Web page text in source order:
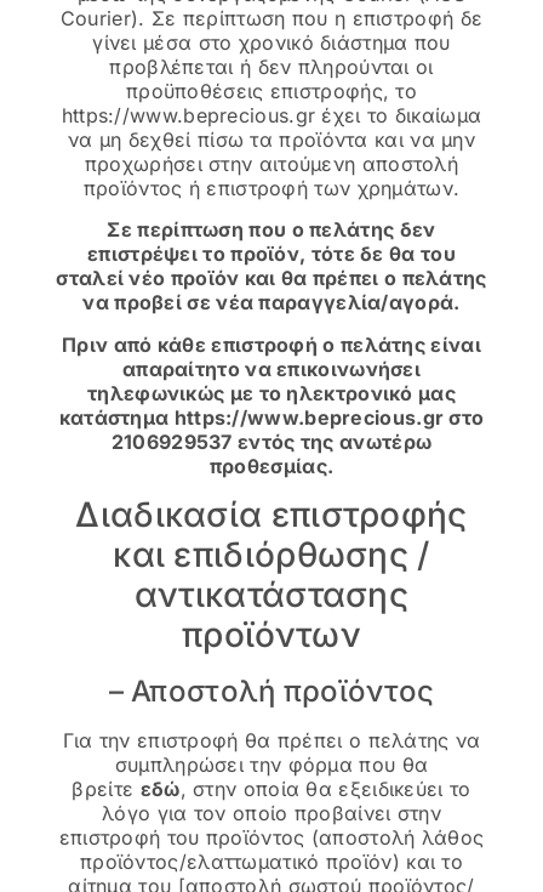
Courier). Σε περίπτωση που η επιστροφή δε
γίνει μέσα στο χρονικό διάστημα που
προβλέπεται ή δεν πληρούνται οι
προϋποθέσεις επιστροφής, το
https://www.beprecious.gr έχει το δικαίωμα
να μη δεχθεί πίσω τα προϊόντα και να μην
προχωρήσει στην αιτούμενη αποστολή
προϊόντος ή επιστροφή των χρημάτων.
Σε περίπτωση που ο πελάτης δεν
επιστρέψει το προϊόν, τότε δε θα του
σταλεί νέο προϊόν και θα πρέπει ο πελάτης
να προβεί σε νέα παραγγελία/αγορά.
Πριν από κάθε επιστροφή ο πελάτης είναι
απαραίτητο να επικοινωνήσει
τηλεφωνικώς με το ηλεκτρονικό μας
κατάστημα https://www.beprecious.gr στο
2106929537 εντός της ανωτέρω
προθεσμίας.
Διαδικασία επιστροφής
και επιδιόρθωσης /
αντικατάστασης
προϊόντων
– Αποστολή προϊόντος
Για την επιστροφή θα πρέπει ο πελάτης να
συμπληρώσει την φόρμα που θα
βρείτε εδώ, στην οποία θα εξειδικεύει το
λόγο για τον οποίο προβαίνει στην
επιστροφή του προϊόντος (αποστολή λάθος
προϊόντος/ελαττωματικό προϊόν) και το
αίτημα του [αποστολή σωστού προϊόντος/